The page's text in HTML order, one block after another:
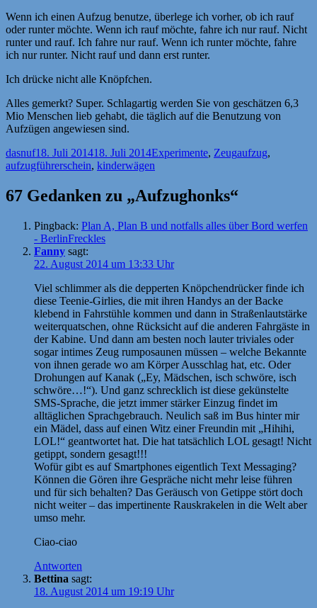
Wenn ich einen Aufzug benutze, überlege ich vorher, ob ich rauf
oder runter möchte. Wenn ich rauf möchte, fahre ich nur rauf. Nicht
runter und rauf. Ich fahre nur rauf. Wenn ich runter möchte, fahre
ich nur runter. Nicht rauf und dann erst runter.
Ich drücke nicht alle Knöpfchen.
Alles gemerkt? Super. Schlagartig werden Sie von geschätzen 6,3
Mio Menschen lieb gehabt, die täglich auf die Benutzung von
Aufzügen angewiesen sind.
Autor
dasnufVeröffentlicht
am
18. Juli 201418. Juli 2014Kategorien
Experimente, ZeugSchlagwörter
aufzug,
aufzugführerschein, kinderwägen
67 Gedanken zu „Aufzughonks“
Pingback: Plan A, Plan B und notfalls alles über Bord werfen
- BerlinFreckles
Fanny sagt:
22. August 2014 um 13:33 Uhr
Viel schlimmer als die depperten Knöpchendrücker finde ich
diese Teenie-Girlies, die mit ihren Handys an der Backe
klebend in Fahrstühle kommen und dann in Straßenlautstärke
weiterquatschen, ohne Rücksicht auf die anderen Fahrgäste in
der Kabine. Und dann am besten noch lauter triviales oder
sogar intimes Zeug rumposaunen müssen – welche Bekannte
von ihnen gerade wo am Körper Ausschlag hat, etc. Oder
Drohungen auf Kanak („Ey, Mädschen, isch schwöre, isch
schwöre…!“). Und ganz schrecklich ist diese gekünstelte
SMS-Sprache, die jetzt immer stärker Einzug findet im
alltäglichen Sprachgebrauch. Neulich saß im Bus hinter mir
ein Mädel, dass auf einen Witz einer Freundin mit „Hihihi,
LOL!“ geantwortet hat. Die hat tatsächlich LOL gesagt! Nicht
getippt, sondern gesagt!!!
Wofür gibt es auf Smartphones eigentlich Text Messaging?
Können die Gören ihre Gespräche nicht mehr leise führen
und für sich behalten? Das Geräusch von Getippe stört doch
nicht weiter – das impertinente Rauskrakelen in die Welt aber
umso mehr.
Ciao-ciao
Antworten
Bettina sagt:
18. August 2014 um 19:19 Uhr